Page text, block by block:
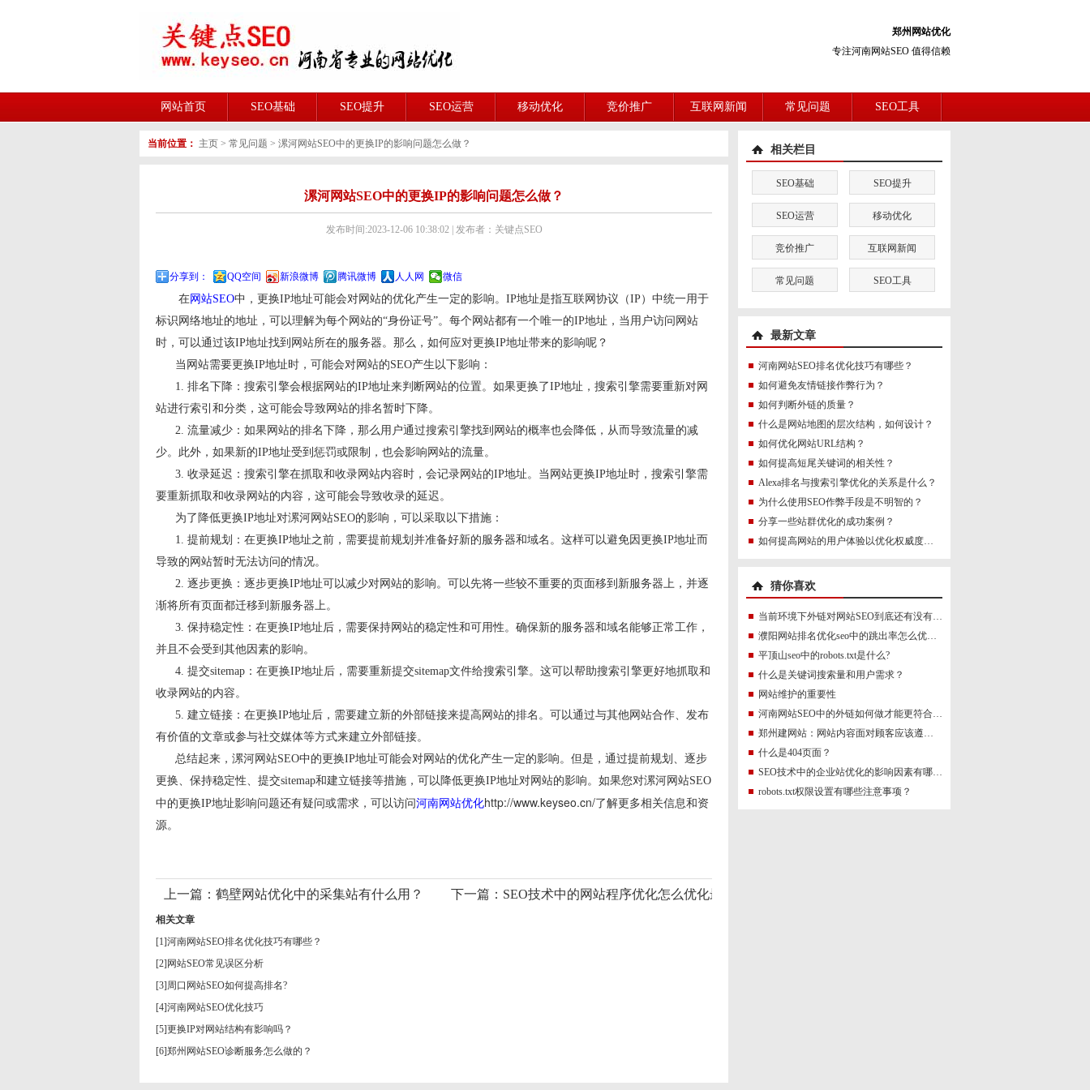
郑州网站优化
专注河南网站SEO 值得信赖
网站首页 SEO基础 SEO提升 SEO运营 移动优化 竞价推广 互联网新闻 常见问题 SEO工具
当前位置： 主页 > 常见问题 > 漯河网站SEO中的更换IP的影响问题怎么做？
漯河网站SEO中的更换IP的影响问题怎么做？
发布时间:2023-12-06 10:38:02 | 发布者：关键点SEO
分享到： QQ空间 新浪微博 腾讯微博 人人网 微信
在网站SEO中，更换IP地址可能会对网站的优化产生一定的影响。IP地址是指互联网协议（IP）中统一用于
标识网络地址的地址，可以理解为每个网站的“身份证号”。每个网站都有一个唯一的IP地址，当用户访问网站
时，可以通过该IP地址找到网站所在的服务器。那么，如何应对更换IP地址带来的影响呢？
当网站需要更换IP地址时，可能会对网站的SEO产生以下影响：
1. 排名下降：搜索引擎会根据网站的IP地址来判断网站的位置。如果更换了IP地址，搜索引擎需要重新对网
站进行索引和分类，这可能会导致网站的排名暂时下降。
2. 流量减少：如果网站的排名下降，那么用户通过搜索引擎找到网站的概率也会降低，从而导致流量的减
少。此外，如果新的IP地址受到惩罚或限制，也会影响网站的流量。
3. 收录延迟：搜索引擎在抓取和收录网站内容时，会记录网站的IP地址。当网站更换IP地址时，搜索引擎需
要重新抓取和收录网站的内容，这可能会导致收录的延迟。
为了降低更换IP地址对漯河网站SEO的影响，可以采取以下措施：
1. 提前规划：在更换IP地址之前，需要提前规划并准备好新的服务器和域名。这样可以避免因更换IP地址而
导致的网站暂时无法访问的情况。
2. 逐步更换：逐步更换IP地址可以减少对网站的影响。可以先将一些较不重要的页面移到新服务器上，并逐
渐将所有页面都迁移到新服务器上。
3. 保持稳定性：在更换IP地址后，需要保持网站的稳定性和可用性。确保新的服务器和域名能够正常工作，
并且不会受到其他因素的影响。
4. 提交sitemap：在更换IP地址后，需要重新提交sitemap文件给搜索引擎。这可以帮助搜索引擎更好地抓取和
收录网站的内容。
5. 建立链接：在更换IP地址后，需要建立新的外部链接来提高网站的排名。可以通过与其他网站合作、发布
有价值的文章或参与社交媒体等方式来建立外部链接。
总结起来，漯河网站SEO中的更换IP地址可能会对网站的优化产生一定的影响。但是，通过提前规划、逐步
更换、保持稳定性、提交sitemap和建立链接等措施，可以降低更换IP地址对网站的影响。如果您对漯河网站SEO
中的更换IP地址影响问题还有疑问或需求，可以访问河南网站优化http://www.keyseo.cn/了解更多相关信息和资
源。
上一篇： 鹤壁网站优化中的采集站有什么用？ 下一篇： SEO技术中的网站程序优化怎么优化最好？
相关文章
[1]河南网站SEO排名优化技巧有哪些？
[2] 网站SEO常见误区分析
[3]周口网站SEO如何提高排名?
[4]河南网站SEO优化技巧
[5]更换IP对网站结构有影响吗？
[6]郑州网站SEO诊断服务怎么做的？
相关栏目
SEO基础 SEO提升
SEO运营 移动优化
竞价推广 互联网新闻
常见问题 SEO工具
最新文章
河南网站SEO排名优化技巧有哪些？
如何避免友情链接作弊行为？
如何判断外链的质量？
什么是网站地图的层次结构，如何设计？
如何优化网站URL结构？
如何提高短尾关键词的相关性？
Alexa排名与搜索引擎优化的关系是什么？
为什么使用SEO作弊手段是不明智的？
分享一些站群优化的成功案例？
如何提高网站的用户体验以优化权威度讯号？
猜你喜欢
当前环境下外链对网站SEO到底还有没有作用？
濮阳网站排名优化seo中的跳出率怎么优化最好？
平顶山seo中的robots.txt是什么?
什么是关键词搜索量和用户需求？
网站维护的重要性
河南网站SEO中的外链如何做才能更符合SEO规则？
郑州建网站：网站内容面对顾客应该遵守什么要
什么是404页面？
SEO技术中的企业站优化的影响因素有哪些？
robots.txt权限设置有哪些注意事项？